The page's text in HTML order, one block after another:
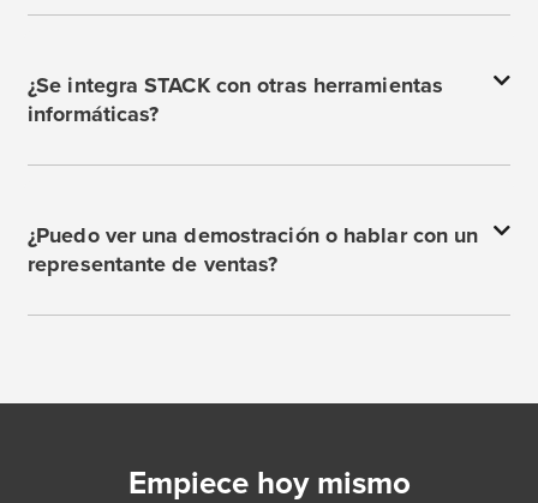
¿Se integra STACK con otras herramientas
informáticas?
¿Puedo ver una demostración o hablar con un
representante de ventas?
Empiece hoy mismo